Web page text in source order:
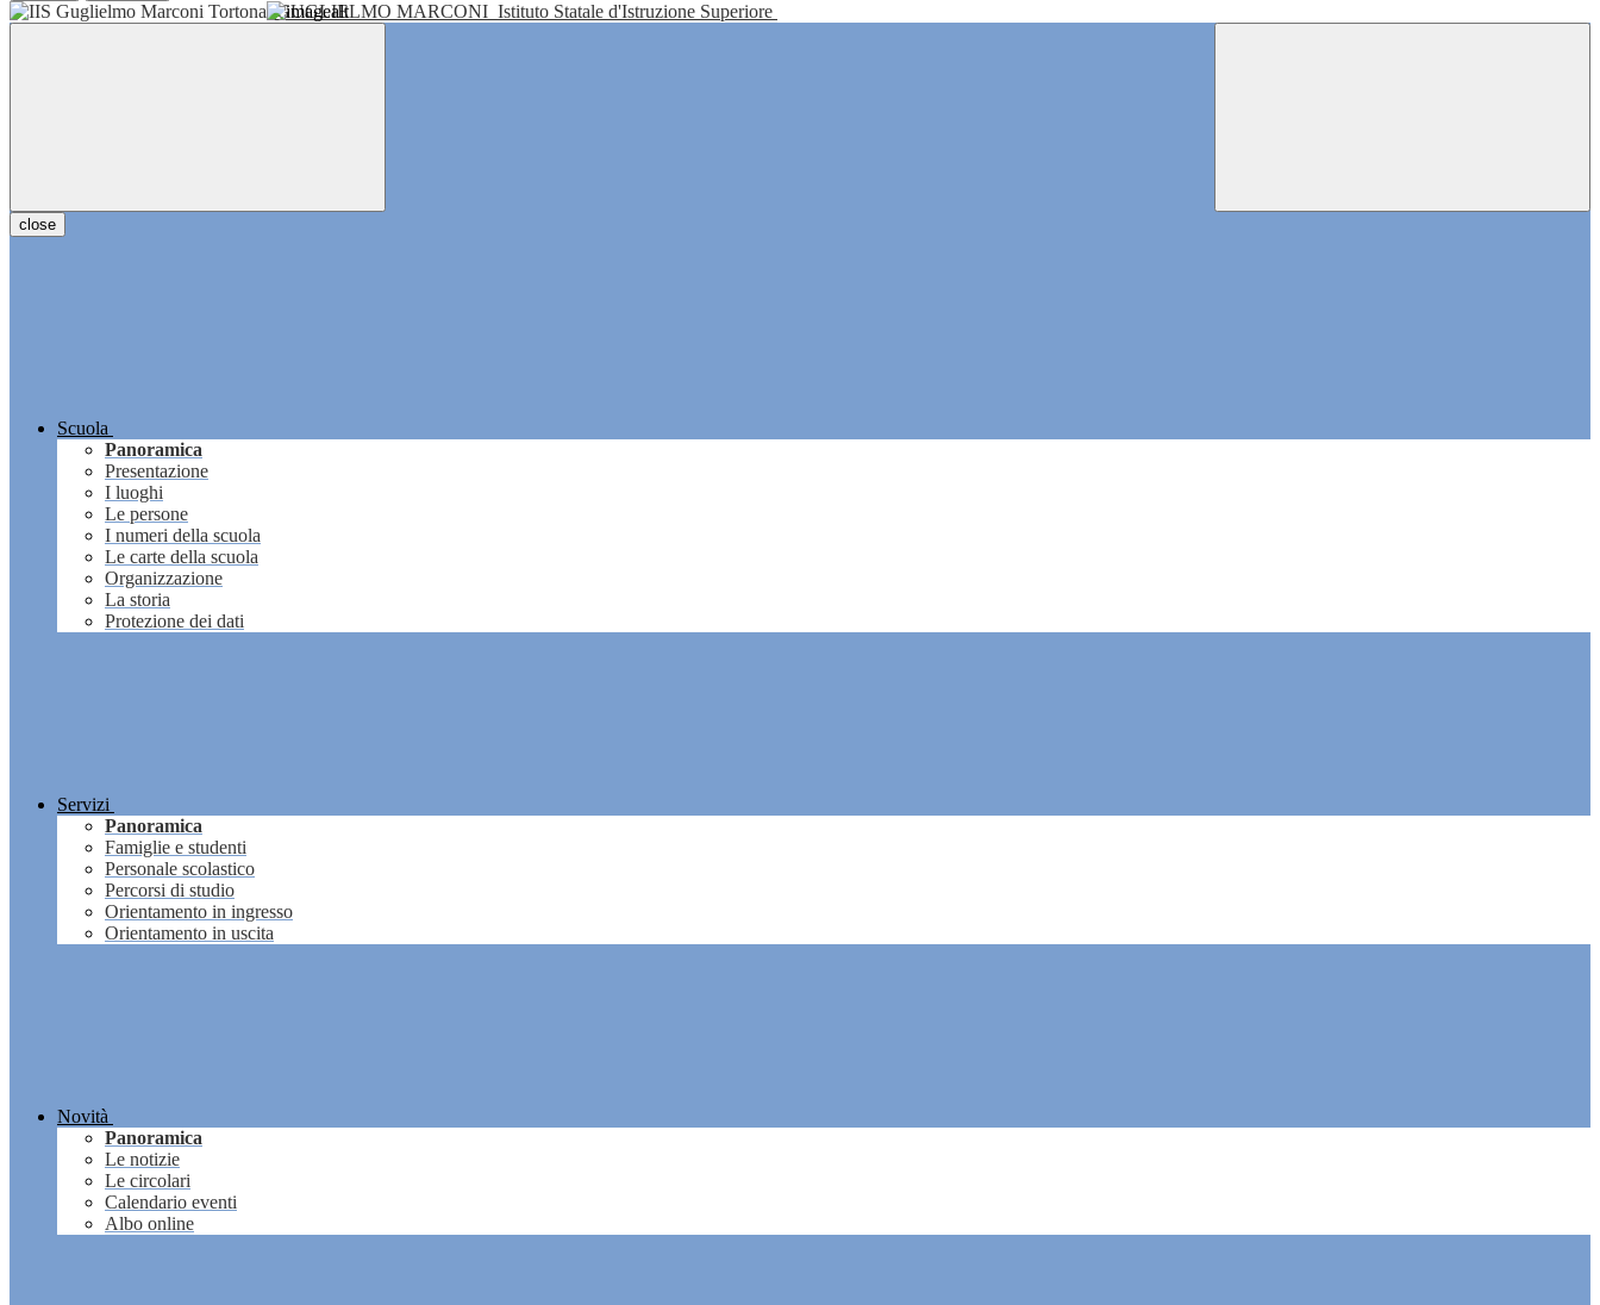
GUGLIELMO MARCONI Istituto Statale d'Istruzione Superiore
close
Scuola
Panoramica
Presentazione
I luoghi
Le persone
I numeri della scuola
Le carte della scuola
Organizzazione
La storia
Protezione dei dati
Servizi
Panoramica
Famiglie e studenti
Personale scolastico
Percorsi di studio
Orientamento in ingresso
Orientamento in uscita
Novità
Panoramica
Le notizie
Le circolari
Calendario eventi
Albo online